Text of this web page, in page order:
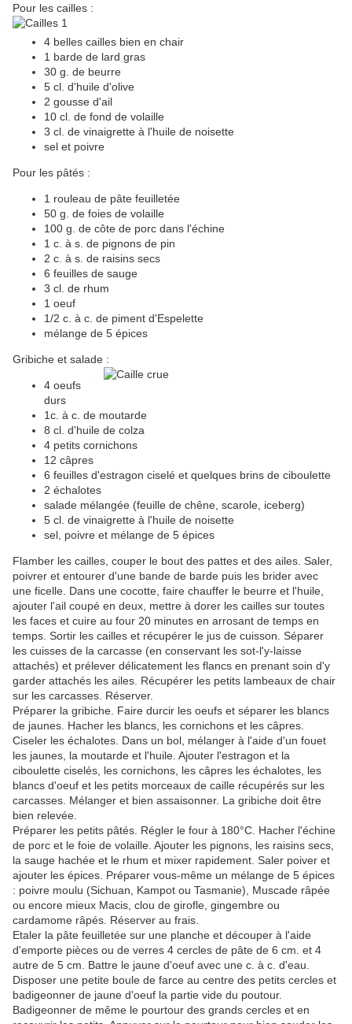
Pour les cailles :
4 belles cailles bien en chair
1 barde de lard gras
30 g. de beurre
5 cl. d'huile d'olive
2 gousse d'ail
10 cl. de fond de volaille
3 cl. de vinaigrette à l'huile de noisette
sel et poivre
Pour les pâtés :
1 rouleau de pâte feuilletée
50 g. de foies de volaille
100 g. de côte de porc dans l'échine
1 c. à s. de pignons de pin
2 c. à s. de raisins secs
6 feuilles de sauge
3 cl. de rhum
1 oeuf
1/2 c. à c. de piment d'Espelette
mélange de 5 épices
Gribiche et salade :
4 oeufs
durs
1c. à c. de moutarde
8 cl. d'huile de colza
4 petits cornichons
12 câpres
6 feuilles d'estragon ciselé et quelques brins de ciboulette
2 échalotes
salade mélangée (feuille de chêne, scarole, iceberg)
5 cl. de vinaigrette à l'huile de noisette
sel, poivre et mélange de 5 épices
Flamber les cailles, couper le bout des pattes et des ailes. Saler,
poivrer et entourer d'une bande de barde puis les brider avec
une ficelle. Dans une cocotte, faire chauffer le beurre et l'huile,
ajouter l'ail coupé en deux, mettre à dorer les cailles sur toutes
les faces et cuire au four 20 minutes en arrosant de temps en
temps. Sortir les cailles et récupérer le jus de cuisson. Séparer
les cuisses de la carcasse (en conservant les sot-l'y-laisse
attachés) et prélever délicatement les flancs en prenant soin d'y
garder attachés les ailes. Récupérer les petits lambeaux de chair
sur les carcasses. Réserver.
Préparer la gribiche. Faire durcir les oeufs et séparer les blancs
de jaunes. Hacher les blancs, les cornichons et les câpres.
Ciseler les échalotes. Dans un bol, mélanger à l'aide d'un fouet
les jaunes, la moutarde et l'huile. Ajouter l'estragon et la
ciboulette ciselés, les cornichons, les câpres les échalotes, les
blancs d'oeuf et les petits morceaux de caille récupérés sur les
carcasses. Mélanger et bien assaisonner. La gribiche doit être
bien relevée.
Préparer les petits pâtés. Régler le four à 180°C. Hacher l'échine
de porc et le foie de volaille. Ajouter les pignons, les raisins secs,
la sauge hachée et le rhum et mixer rapidement. Saler poiver et
ajouter les épices. Préparer vous-même un mélange de 5 épices
: poivre moulu (Sichuan, Kampot ou Tasmanie), Muscade râpée
ou encore mieux Macis, clou de girofle, gingembre ou
cardamome râpés. Réserver au frais.
Etaler la pâte feuilletée sur une planche et découper à l'aide
d'emporte pièces ou de verres 4 cercles de pâte de 6 cm. et 4
autre de 5 cm. Battre le jaune d'oeuf avec une c. à c. d'eau.
Disposer une petite boule de farce au centre des petits cercles et
badigeonner de jaune d'oeuf la partie vide du poutour.
Badigeonner de même le pourtour des grands cercles et en